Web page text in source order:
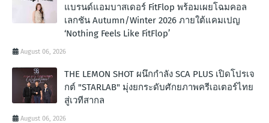
แบรนด์แอมบาสเดอร์ FitFlop พร้อมเผยโฉมคอล
เลกชัน Autumn/Winter 2026 ภายใต้แคมเปญ
‘Nothing Feels Like FitFlop’
August 06, 2026
THE LEMON SHOT ผนึกกำลัง SCA PLUS เปิดโปรเจ
กต์ "STARLAB" มุ่งยกระดับศักยภาพครีเอเตอร์ไทย
สู่เวทีสากล
August 06, 2026